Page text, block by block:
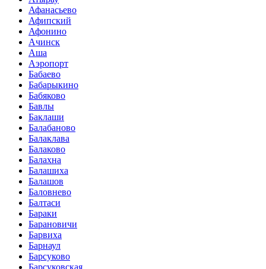
Афанасьево
Афипский
Афонино
Ачинск
Аша
Аэропорт
Бабаево
Бабарыкино
Бабяково
Бавлы
Баклаши
Балабаново
Балаклава
Балаково
Балахна
Балашиха
Балашов
Баловнево
Балтаси
Бараки
Барановичи
Барвиха
Барнаул
Барсуково
Барсуковская